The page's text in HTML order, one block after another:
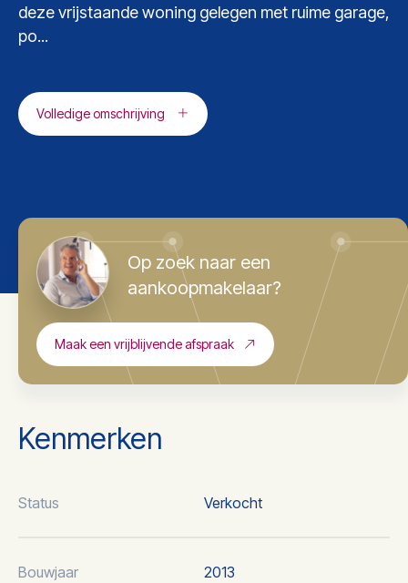
deze vrijstaande woning gelegen met ruime garage,
po...
Volledige omschrijving
Op zoek naar een
aankoopmakelaar?
Maak een vrijblijvende afspraak
Kenmerken
Status Verkocht
Bouwjaar 2013